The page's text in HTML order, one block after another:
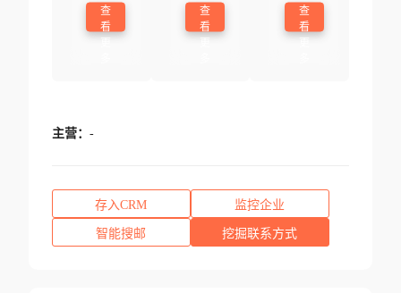
查
看
查
看
查
看
主营： -
存入CRM 监控企业
智能搜邮 挖掘联系方式